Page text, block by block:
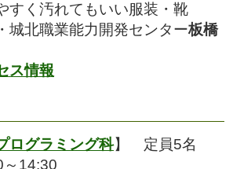
汚れてもいい服装・靴
職業能力開発センター板橋
ス情報
ログラミング科】 定員5名
14:30